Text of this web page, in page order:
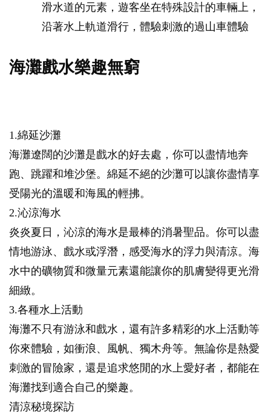
滑水道的元素，遊客坐在特殊設計的車輛上，
沿著水上軌道滑行，體驗刺激的過山車體驗
海灘戲水樂趣無窮
1.綿延沙灘
海灘遼闊的沙灘是戲水的好去處，你可以盡情地奔
跑、跳躍和堆沙堡。綿延不絕的沙灘可以讓你盡情享
受陽光的溫暖和海風的輕拂。
2.沁涼海水
炎炎夏日，沁涼的海水是最棒的消暑聖品。你可以盡
情地游泳、戲水或浮潛，感受海水的浮力與清涼。海
水中的礦物質和微量元素還能讓你的肌膚變得更光滑
細緻。
3.各種水上活動
海灘不只有游泳和戲水，還有許多精彩的水上活動等
你來體驗，如衝浪、風帆、獨木舟等。無論你是熱愛
刺激的冒險家，還是追求悠閒的水上愛好者，都能在
海灘找到適合自己的樂趣。
清涼秘境探訪